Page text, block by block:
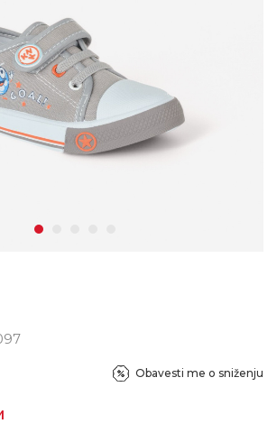
Obavesti me o sniženju